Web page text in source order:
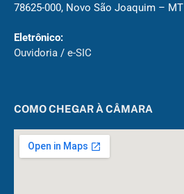
78625-000, Novo São Joaquim – MT
Eletrônico:
Ouvidoria / e-SIC
COMO CHEGAR À CÂMARA